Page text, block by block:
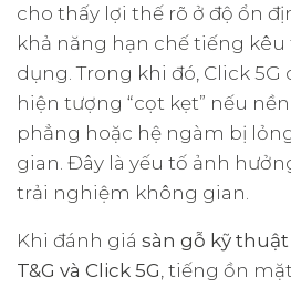
cho thấy lợi thế rõ ở độ ổn
khả năng hạn chế tiếng
dụng. Trong khi đó, Click
hiện tượng “cọt kẹt” nếu
phẳng hoặc hệ ngàm bị
gian. Đây là yếu tố ảnh
trải nghiệm không gian.
Khi đánh giá sàn gỗ kỹ
T&G và Click 5G , tiếng ồn